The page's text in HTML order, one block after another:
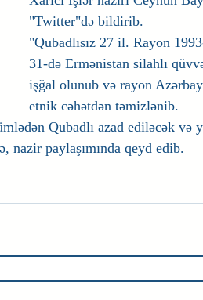
"Twitter"də bildirib.
"Qubadlısız 27 il. Rayon
31-də Ermənistan silahlı
işğal olunub və rayon
etnik cəhətdən təmizlənib.
Qubadlı azad ediləcək və
nazir paylaşımında qeyd edib.